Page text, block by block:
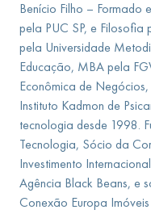
Benício Filho – Formado
pela PUC SP, e Filosofia
pela Universidade
Educação, MBA pela
Econômica de
Instituto Kadmon de
tecnologia desde 1998.
Tecnologia, Sócio da
Investimento
Agência Black Beans, e
Conexão Europa